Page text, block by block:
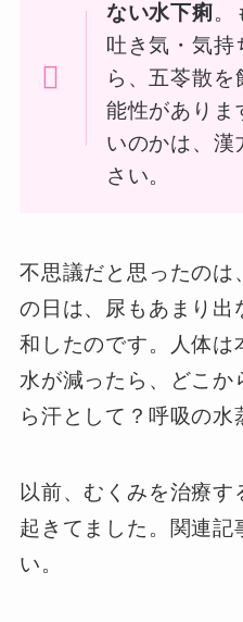
ない水下痢。
吐き気・気持
ら、五苓散
能性がありま
いのかは、漢
さい。
不思議だと思ったのは
の日は、尿もあまり出
和したのです。人体は
水が減ったら、どこ
ら汗として？呼吸の水
以前、むくみを治療
起きてました。関連記
い。